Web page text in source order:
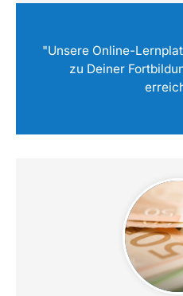
"Unsere Online-
zu Deiner